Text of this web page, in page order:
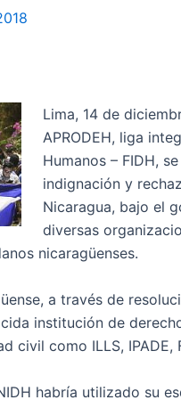
Lima, 14 de
APRODEH, liga
Humanos – FIDH,
indignación y
Nicaragua, bajo el
diversas
nicaragüenses.
a través de
institución de
civil como ILLS, IPADE,
habría utilizado su